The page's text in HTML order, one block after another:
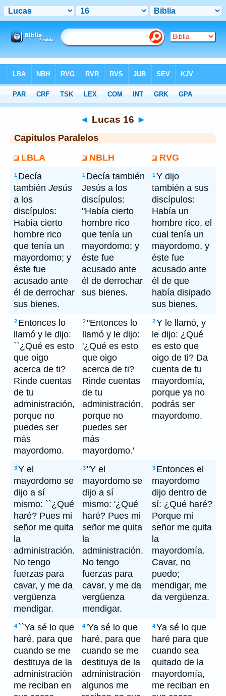
> Lucas 16
◄ Lucas 16 ►
Capítulos Paralelos
LBLA
NBLH RVG
1 Decía
también Jesús
a los
discípulos:
Había cierto
hombre rico
que tenía un
mayordomo; y
éste fue
acusado ante
él de derrochar
sus bienes.
1 Decía también
Jesús a los
discípulos:
"Había cierto
hombre rico
que tenía un
mayordomo; y
éste fue
acusado ante
él de derrochar
sus bienes.
1Y dijo
también a sus
discípulos:
Había un
hombre rico, el
cual tenía un
mayordomo, y
éste fue
acusado ante
él de que
había disipado
sus bienes.
2 Entonces lo
llamó y le dijo:
``¿Qué es esto
que oigo
acerca de ti?
Rinde cuentas
de tu
administración,
porque no
puedes ser
más
mayordomo.
2"Entonces lo
llamó y le dijo:
'¿Qué es esto
que oigo
acerca de ti?
Rinde cuentas
de tu
administración,
porque no
puedes ser
más
mayordomo.'
2Y le llamó, y
le dijo: ¿Qué
es esto que
oigo de ti? Da
cuenta de tu
mayordomía,
porque ya no
podrás ser
mayordomo.
3Y el
mayordomo se
dijo a sí
mismo: ``¿Qué
haré? Pues mi
señor me quita
la
administración.
No tengo
fuerzas para
cavar, y me da
vergüenza
mendigar.
3"Y el
mayordomo se
dijo a sí
mismo: '¿Qué
haré? Pues mi
señor me quita
la
administración.
No tengo
fuerzas para
cavar, y me da
vergüenza
mendigar.
3 Entonces el
mayordomo
dijo dentro de
sí: ¿Qué haré?
Porque mi
señor me quita
la
mayordomía.
Cavar, no
puedo;
mendigar, me
da vergüenza.
4 ``Ya sé lo que
haré, para que
cuando se me
destituya de la
administración
me reciban en
4 'Ya sé lo que
haré, para que
cuando se me
destituya de la
administración
algunos me
4Ya sé lo que
haré para que
cuando sea
quitado de la
mayordomía,
me reciban en